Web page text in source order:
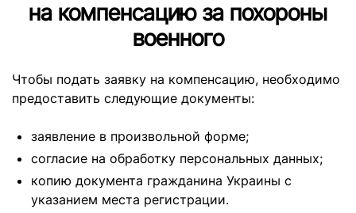
на компенсацию за похороны
военного
Чтобы подать заявку на компенсацию, необходимо
предоставить следующие документы:
заявление в произвольной форме;
согласие на обработку персональных данных;
копию документа гражданина Украины с
указанием места регистрации.